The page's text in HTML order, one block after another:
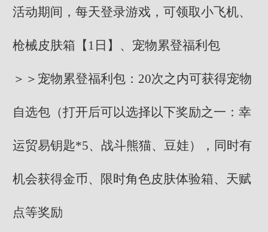
活动期间，每天登录游戏，可领取小飞机、
枪械皮肤箱【1日】、宠物累登福利包
＞＞宠物累登福利包：20次之内可获得宠物
自选包（打开后可以选择以下奖励之一：幸
运贸易钥匙*5、战斗熊猫、豆娃），同时有
机会获得金币、限时角色皮肤体验箱、天赋
点等奖励